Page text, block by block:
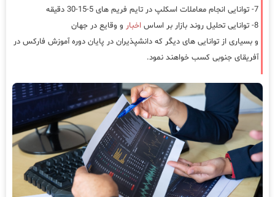
7- توانایی انجام معاملات اسکلپ در تایم فریم های 5-15-30 دقیقه
8- توانایی تحلیل روند بازار بر اساس
اخبار و وقایع در جهان
و بسیاری از توانایی های دیگر که دانشپذیران در پایان دوره آموزش فارکس در
آفریقای جنوبی کسب خواهند نمود.